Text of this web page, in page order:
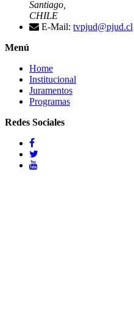
Santiago,
CHILE
E-Mail: tvpjud@pjud.cl
Menú
Home
Institucional
Juramentos
Programas
Redes Sociales